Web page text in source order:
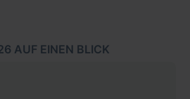
AUF EINEN BLICK